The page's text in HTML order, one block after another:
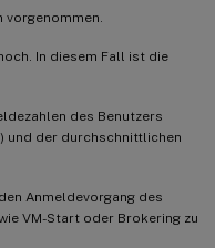
In diesem Fall ist die
des Benutzers
und der durchschnittlichen
den Anmeldevorgang des
VM-Start oder Brokering zu